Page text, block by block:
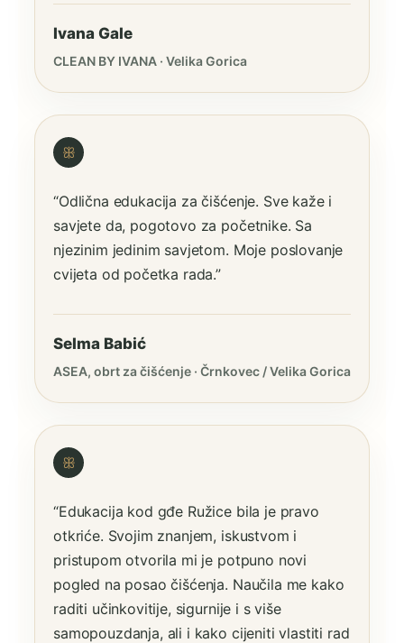
Ivana Gale
CLEAN BY IVANA · Velika Gorica
ꕥ
“Odlična edukacija za čišćenje. Sve kaže i
savjete da, pogotovo za početnike. Sa
njezinim jedinim savjetom. Moje poslovanje
cvijeta od početka rada.”
Selma Babić
ASEA, obrt za čišćenje · Črnkovec / Velika Gorica
ꕥ
“Edukacija kod gđe Ružice bila je pravo
otkriće. Svojim znanjem, iskustvom i
pristupom otvorila mi je potpuno novi
pogled na posao čišćenja. Naučila me kako
raditi učinkovitije, sigurnije i s više
samopouzdanja, ali i kako cijeniti vlastiti rad